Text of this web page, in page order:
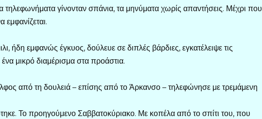
τηλεφωνήματα γίνονταν σπάνια, τα μηνύματα χωρίς απαντήσεις. Μέχρι που
ήδη εμφανώς έγκυος, δούλευε σε διπλές βάρδιες, εγκατέλειψε τις
μικρό διαμέρισμα στα προάστια.
από τη δουλειά – επίσης από το Άρκανσο – τηλεφώνησε με τρεμάμενη
Το προηγούμενο Σαββατοκύριακο. Με κοπέλα από το σπίτι του, που